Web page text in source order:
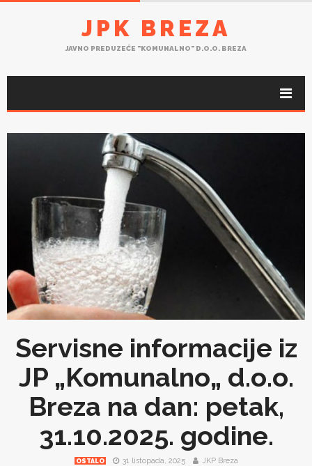
JPK BREZA
JAVNO PREDUZEĆE "KOMUNALNO" D.O.O. BREZA
Servisne informacije iz
JP „Komunalno„ d.o.o.
Breza na dan: petak,
31.10.2025. godine.
OSTALO 31 listopada, 2025 JKP Breza